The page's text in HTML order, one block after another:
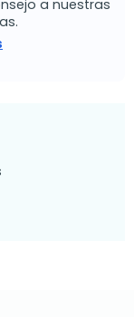
a nuestras